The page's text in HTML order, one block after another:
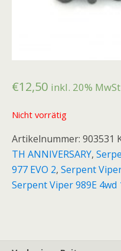
€12,50 inkl. 20% MwSt
Nicht vorrätig
Artikelnummer: 903531
TH ANNIVERSARY,
977 EVO 2, Serpent
Serpent Viper 989E 4wd